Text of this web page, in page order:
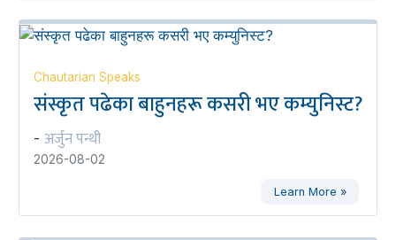
Chautarian Speaks
संस्कृत पढेका बाहुनहरू कसरी भए कम्युनिस्ट?
- अर्जुन पन्थी
2026-08-02
Learn More »